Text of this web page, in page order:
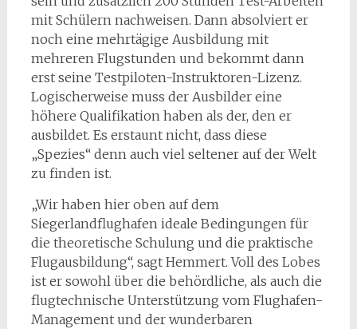
mit Schülern nachweisen. Dann absolviert er
noch eine mehrtägige Ausbildung mit
mehreren Flugstunden und bekommt dann
erst seine Testpiloten-Instruktoren-Lizenz.
Logischerweise muss der Ausbilder eine
höhere Qualifikation haben als der, den er
ausbildet. Es erstaunt nicht, dass diese
„Spezies“ denn auch viel seltener auf der Welt
zu finden ist.
„Wir haben hier oben auf dem
Siegerlandflughafen ideale Bedingungen für
die theoretische Schulung und die praktische
Flugausbildung“, sagt Hemmert. Voll des Lobes
ist er sowohl über die behördliche, als auch die
flugtechnische Unterstützung vom Flughafen-
Management und der wunderbaren